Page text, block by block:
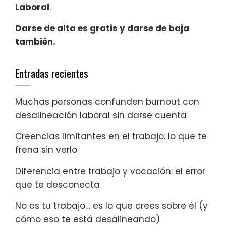
Laboral.
Darse de alta es gratis y darse de baja
también.
Entradas recientes
Muchas personas confunden burnout con
desalineación laboral sin darse cuenta
Creencias limitantes en el trabajo: lo que te
frena sin verlo
Diferencia entre trabajo y vocación: el error
que te desconecta
No es tu trabajo… es lo que crees sobre él (y
cómo eso te está desalineando)